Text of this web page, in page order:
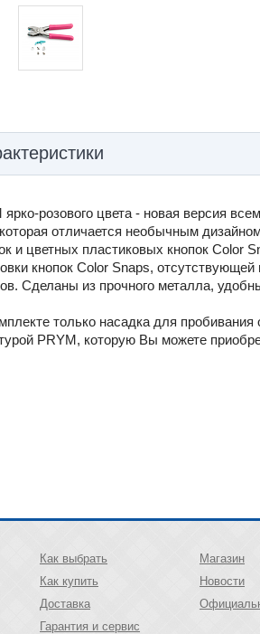
розового цвета - новая версия
отличается необычным
и цветных пластиковых кнопок Color
кнопок Color Snaps,
Сделаны из прочного металла,
только насадка для
PRYM, которую Вы можете
Как выбрать
Как купить
Доставка
Гарантия и сервис
Магазин
Новости